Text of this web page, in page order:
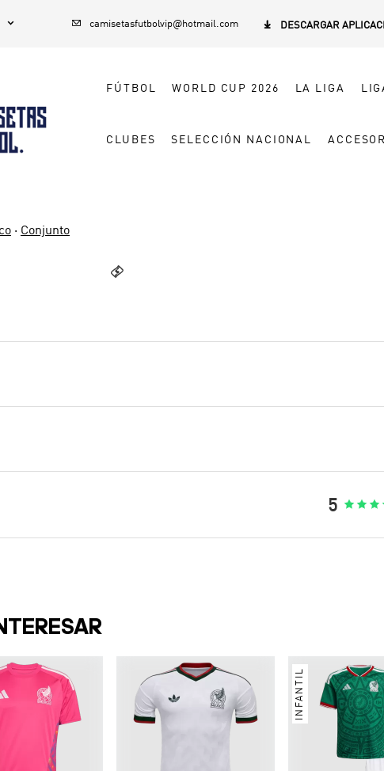
  camisetasfutbolvip@hotmail.com  DESCARGAR
FÚTBOL WORLD CUP 2026 LA LIGA
CLUBES SELECCIÓN NACIONAL
· Conjunto

5   
INFANTIL